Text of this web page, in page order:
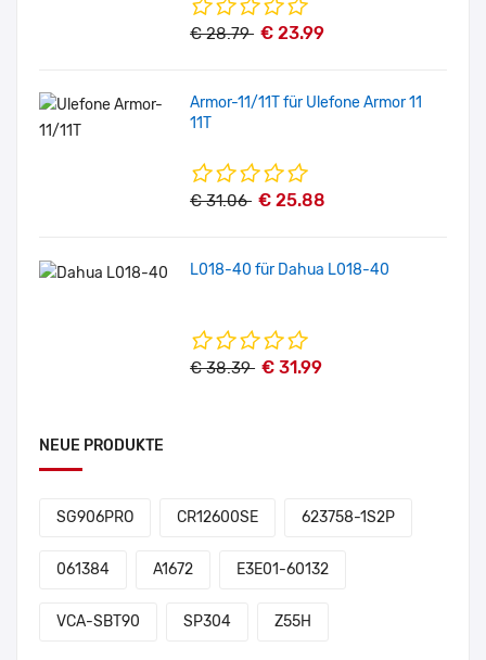
€ 28.79 € 23.99
Armor-11/11T für Ulefone Armor 11
11T
€ 31.06 € 25.88
L018-40 für Dahua L018-40
€ 38.39 € 31.99
NEUE PRODUKTE
SG906PRO CR12600SE 623758-1S2P
061384 A1672 E3E01-60132
VCA-SBT90 SP304 Z55H